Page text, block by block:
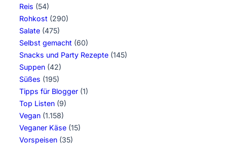
Reis (54)
Rohkost (290)
Salate (475)
Selbst gemacht (60)
Snacks und Party Rezepte (145)
Suppen (42)
Süßes (195)
Tipps für Blogger (1)
Top Listen (9)
Vegan (1.158)
Veganer Käse (15)
Vorspeisen (35)